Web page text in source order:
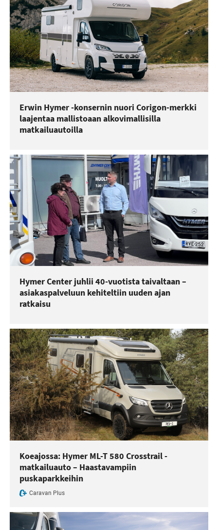
Erwin Hymer -konsernin nuori Corigon-merkki
laajentaa mallistoaan alkovimallisilla
matkailuautoilla
Hymer Center juhlii 40-vuotista taivaltaan –
asiakaspalveluun kehiteltiin uuden ajan
ratkaisu
Koeajossa: Hymer ML-T 580 Crosstrail -
matkailuauto – Haastavampiin
puskaparkkeihin
Caravan Plus